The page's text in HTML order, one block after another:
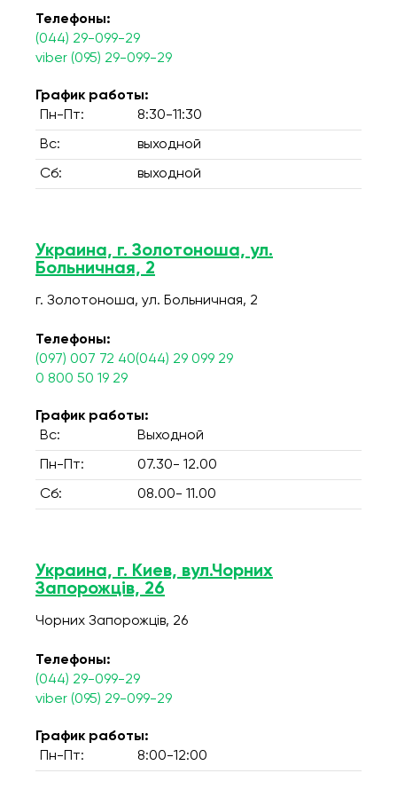
Телефоны:
(044) 29-099-29
viber (095) 29-099-29
График работы:
Пн-Пт:
8:30-11:30
Вс: выходной
Сб: выходной
Украина, г. Золотоноша, ул.
Больничная, 2
г. Золотоноша, ул. Больничная, 2
Телефоны:
(097) 007 72 40(044) 29 099 29
0 800 50 19 29
График работы:
Вс:
Выходной
Пн-Пт: 07.30- 12.00
Сб: 08.00- 11.00
Украина, г. Киев, вул.Чорних
Запорожців, 26
Чорних Запорожців, 26
Телефоны:
(044) 29-099-29
viber (095) 29-099-29
График работы:
Пн-Пт:
8:00-12:00